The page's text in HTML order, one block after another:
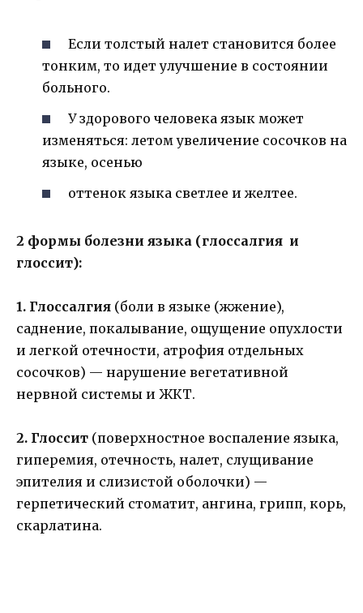
Если толстый налет становится более
тонким, то идет улучшение в состоянии
больного.
У здорового человека язык может
изменяться: летом увеличение сосочков на
языке, осенью
оттенок языка светлее и желтее.
2 формы болезни языка (глоссалгия и
глоссит):
1. Глоссалгия (боли в языке (жжение),
саднение, покалывание, ощущение опухлости
и легкой отечности, атрофия отдельных
сосочков) — нарушение вегетативной
нервной системы и ЖКТ.
2. Глоссит (поверхностное воспаление языка,
гиперемия, отечность, налет, слущивание
эпителия и слизистой оболочки) —
герпетический стоматит, ангина, грипп, корь,
скарлатина.